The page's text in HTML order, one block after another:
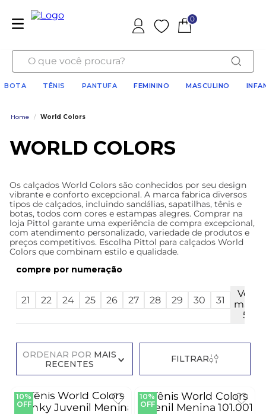
Favoritos
0
O que você procura?
BOTA TÊNIS PANTUFA FEMININO MASCULINO
Home / World Colors
WORLD COLORS
Os calçados World Colors são conhecidos por seu design
vibrante e conforto excepcional. A marca fabrica diversos
tipos de calçados, incluindo sandálias, sapatilhas, tênis e
botas, todos com cores e estampas alegres. Comprar na
loja Pittol garante uma experiência de compra excepcional,
com atendimento personalizado, variedade de produtos e
preços competitivos. Escolha Pittol para calçados World
Colors que combinam estilo e qualidade.
numeração
21 22 24 25 26 27 28 29 30 31
Ver
mais
5
ORDENAR POR MAIS
RECENTES
FILTRAR
10%
OFF
10%
OFF